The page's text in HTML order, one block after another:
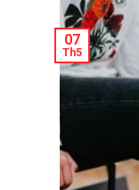
07
Th5